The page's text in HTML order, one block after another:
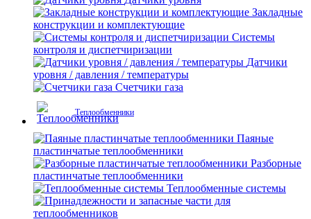
Закладные
конструкции и комплектующие
Системы
контроля и диспетчиризации
Датчики
уровня / давления / температуры
Счетчики газа
Теплообменники
Паяные
пластинчатые теплообменники
Разборные
пластинчатые теплообменники
Теплообменные системы